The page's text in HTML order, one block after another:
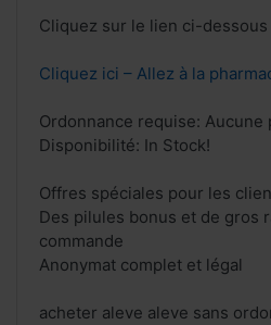
Cliquez sur le lien ci-
Cliquez ici – Allez à la
Ordonnance requise:
Disponibilité: In Stock!
Offres spéciales pour les
Des pilules bonus et de gros
commande
Anonymat complet et légal
acheter aleve aleve sans